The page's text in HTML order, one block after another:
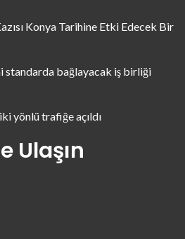
Konya Tarihine Etki Edecek Bir
standarda bağlayacak iş birliği
yönlü trafiğe açıldı
Ulaşın